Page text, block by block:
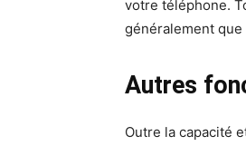
votre téléphone.
généralement
Autres
Outre la capacité